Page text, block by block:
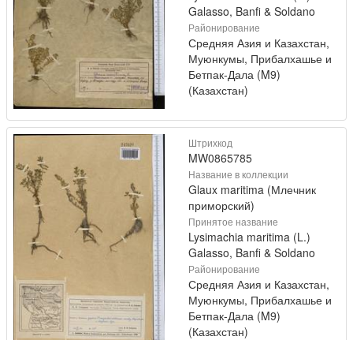
Galasso, Banfi & Soldano
Районирование
Средняя Азия и Казахстан,
Муюнкумы, Прибалхашье и
Бетпак-Дала (M9)
(Казахстан)
Штрихкод
MW0865785
Название в коллекции
Glaux maritima (Млечник
приморский)
Принятое название
Lysimachia maritima (L.)
Galasso, Banfi & Soldano
Районирование
Средняя Азия и Казахстан,
Муюнкумы, Прибалхашье и
Бетпак-Дала (M9)
(Казахстан)